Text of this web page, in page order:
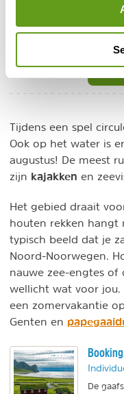
Tijdens een spel
Ook op het water is
augustus! De meest
zijn kajakken en
Het gebied draait
houten rekken hangt
typisch beeld dat je
Noord-Noorwegen.
nauwe zee-engtes of
wellicht wat voor jou.
een zomervakantie
Genten en
De